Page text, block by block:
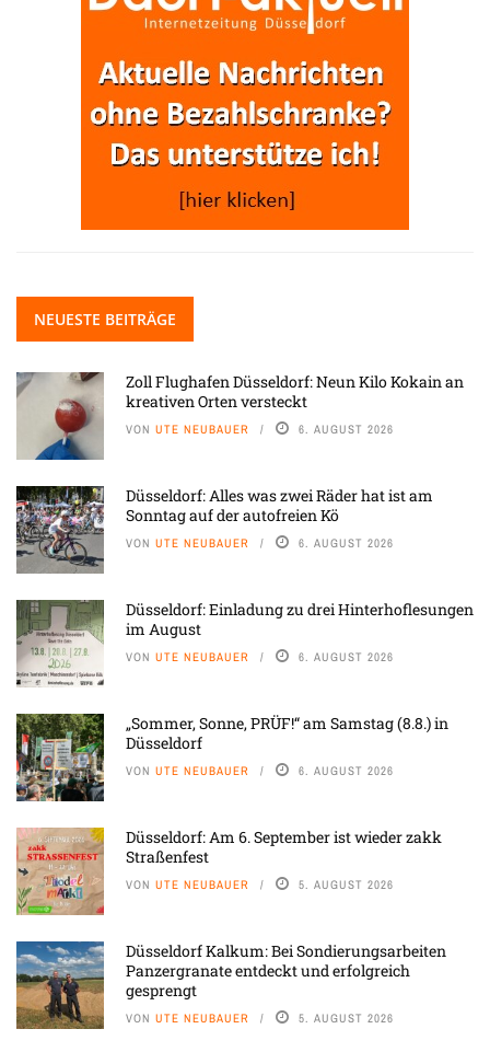
NEUESTE BEITRÄGE
Zoll Flughafen Düsseldorf: Neun Kilo Kokain an
kreativen Orten versteckt
VON UTE NEUBAUER 6. AUGUST 2026
Düsseldorf: Alles was zwei Räder hat ist am
Sonntag auf der autofreien Kö
VON UTE NEUBAUER 6. AUGUST 2026
Düsseldorf: Einladung zu drei Hinterhoflesungen
im August
VON UTE NEUBAUER 6. AUGUST 2026
„Sommer, Sonne, PRÜF!“ am Samstag (8.8.) in
Düsseldorf
VON UTE NEUBAUER 6. AUGUST 2026
Düsseldorf: Am 6. September ist wieder zakk
Straßenfest
VON UTE NEUBAUER 5. AUGUST 2026
Düsseldorf Kalkum: Bei Sondierungsarbeiten
Panzergranate entdeckt und erfolgreich
gesprengt
VON UTE NEUBAUER 5. AUGUST 2026